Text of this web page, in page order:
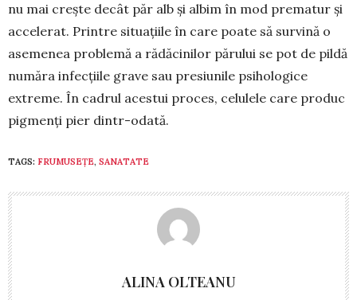
nu mai crește decât păr alb și albim în mod prematur și
accelerat. Printre situațiile în care poate să survină o
ase­menea problemă a rădăcinilor părului se pot de pildă
număra infecțiile grave sau presiunile psihologice
extreme. În cadrul acestui proces, celulele care produc
pigmenți pier dintr-odată.
TAGS: FRUMUSEȚE, SANATATE
ALINA OLTEANU